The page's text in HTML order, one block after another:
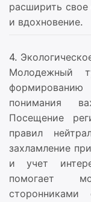
расширить свое
и вдохновение.
4.
Молодежный
понимания
Посещение
правил
захламление
и учет
помогает